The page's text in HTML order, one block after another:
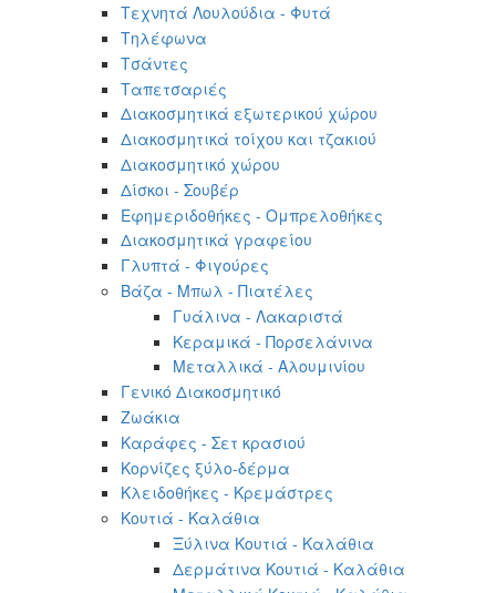
Τεχνητά Λουλούδια - Φυτά
Τηλέφωνα
Τσάντες
Ταπετσαριές
Διακοσμητικά εξωτερικού χώρου
Διακοσμητικά τοίχου και τζακιού
Διακοσμητικό χώρου
Δίσκοι - Σουβέρ
Εφημεριδοθήκες - Ομπρελοθήκες
Διακοσμητικά γραφείου
Γλυπτά - Φιγούρες
Βάζα - Μπωλ - Πιατέλες
Γυάλινα - Λακαριστά
Κεραμικά - Πορσελάνινα
Μεταλλικά - Αλουμινίου
Γενικό Διακοσμητικό
Ζωάκια
Καράφες - Σετ κρασιού
Κορνίζες ξύλο-δέρμα
Κλειδοθήκες - Κρεμάστρες
Κουτιά - Καλάθια
Ξύλινα Κουτιά - Καλάθια
Δερμάτινα Κουτιά - Καλάθια